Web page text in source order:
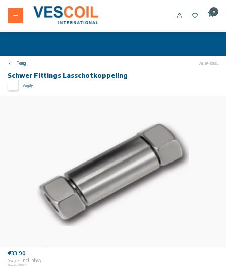
0
Terug Art: SR-5286L
Schwer Fittings Lasschotkoppeling
Vergelijk
€33,90
(€41,02 Incl. btw)
Stukprijs: €33,90 /